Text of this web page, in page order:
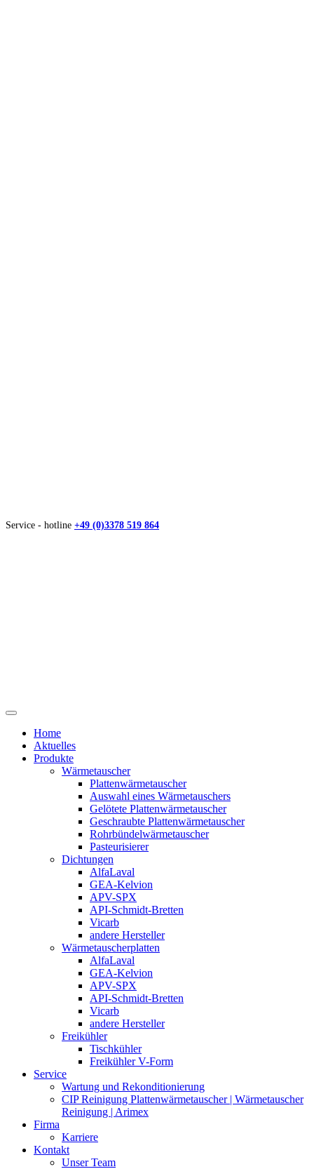
Service - hotline +49 (0)3378 519 864
Home
Aktuelles
Produkte
Wärmetauscher
Plattenwärmetauscher
Auswahl eines Wärmetauschers
Gelötete Plattenwärmetauscher
Geschraubte Plattenwärmetauscher
Rohrbündelwärmetauscher
Pasteurisierer
Dichtungen
AlfaLaval
GEA-Kelvion
APV-SPX
API-Schmidt-Bretten
Vicarb
andere Hersteller
Wärmetauscherplatten
AlfaLaval
GEA-Kelvion
APV-SPX
API-Schmidt-Bretten
Vicarb
andere Hersteller
Freikühler
Tischkühler
Freikühler V-Form
Service
Wartung und Rekonditionierung
CIP Reinigung Plattenwärmetauscher | Wärmetauscher
Reinigung | Arimex
Firma
Karriere
Kontakt
Unser Team